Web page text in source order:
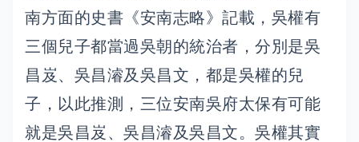
南方面的史書《安南志略》記載，吳權有
三個兒子都當過吳朝的統治者，分別是吳
昌岌、吳昌濬及吳昌文，都是吳權的兒
子，以此推測，三位安南吳府太保有可能
就是吳昌岌、吳昌濬及吳昌文。吳權其實